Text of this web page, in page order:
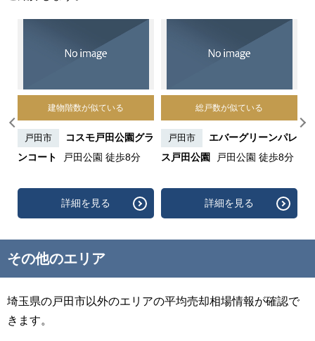
建物階数が似ている
戸田市
コスモ戸田公園グラ
ンコート
戸田公園 徒歩8分
詳細を見る
総戸数が似ている
戸田市
エバーグリーンパレ
ス戸田公園
戸田公園 徒歩8分
詳細を見る
その他のエリア
埼玉県の戸田市以外のエリアの平均売却相場情報が確認で
きます。